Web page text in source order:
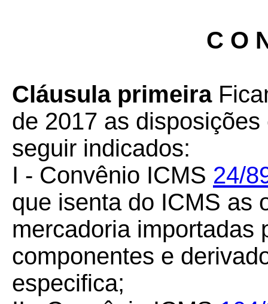
C O
Cláusula primeira
de 2017 as
seguir indicados:
I - Convênio ICMS 24/
que isenta do ICMS as
mercadoria importadas
componentes e
especifica;